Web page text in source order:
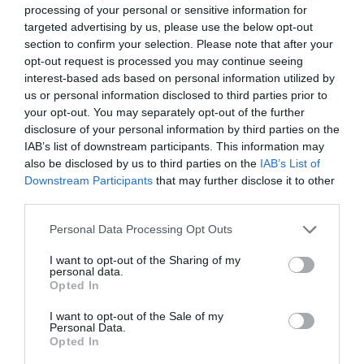
processing of your personal or sensitive information for
targeted advertising by us, please use the below opt-out
section to confirm your selection. Please note that after your
opt-out request is processed you may continue seeing
interest-based ads based on personal information utilized by
us or personal information disclosed to third parties prior to
your opt-out. You may separately opt-out of the further
disclosure of your personal information by third parties on the
IAB’s list of downstream participants. This information may
also be disclosed by us to third parties on the IAB’s List of
Downstream Participants that may further disclose it to other
Personal Data Processing Opt Outs
I want to opt-out of the Sharing of my
personal data.
Opted In
I want to opt-out of the Sale of my
Personal Data.
Opted In
Elkerülhetők-e a hídkatasztrófák a
mesterséges intelligencia segítségével?
Elégségesek-e azok a vizsgálatok, amiket
a magyar hidakon elvégeznek a
szakemberek? Erről és még többről
beszélgettünk Joó Attilával, a BridgeAID
elnevezésű startup egyik alapítójával: